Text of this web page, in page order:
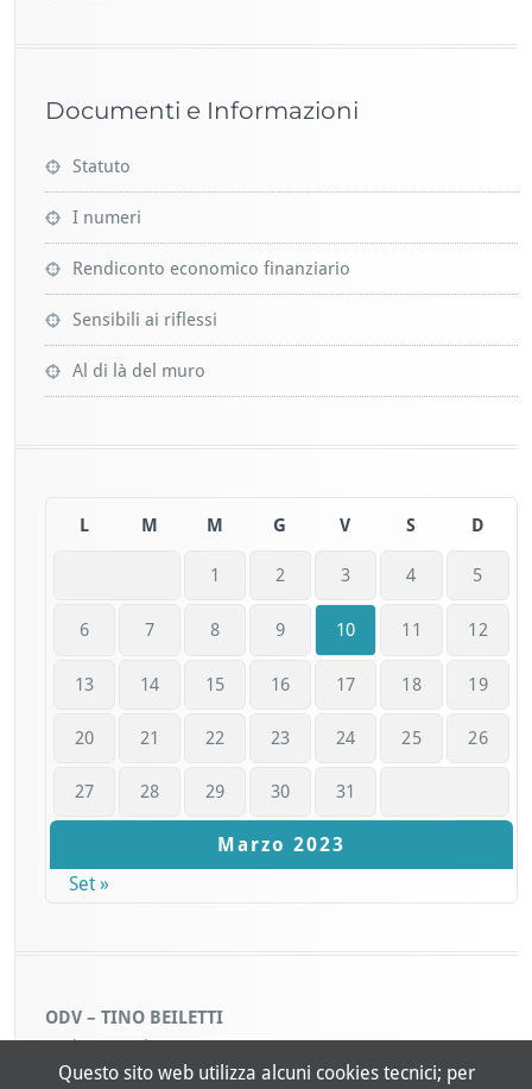
Documenti e Informazioni
Statuto
I numeri
Rendiconto economico finanziario
Sensibili ai riflessi
Al di là del muro
Marzo 2023
L M M G V S D
1 2 3 4 5
6 7 8 9 10 11 12
13 14 15 16 17 18 19
20 21 22 23 24 25 26
27 28 29 30 31
Set »
ODV – TINO BEILETTI
Codice Fiscale: 93040300019
Sede Legale: Piazza Castello 6, 10015 Ivrea (TO)
Questo sito web utilizza alcuni cookies tecnici; per